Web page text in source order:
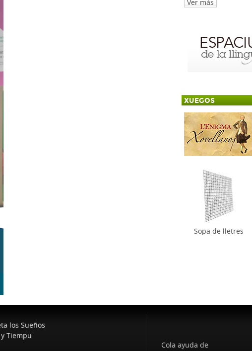
Ver más
XUEGOS
Sopa de lletres
los Sueños
Tiempu
Cola ayuda de